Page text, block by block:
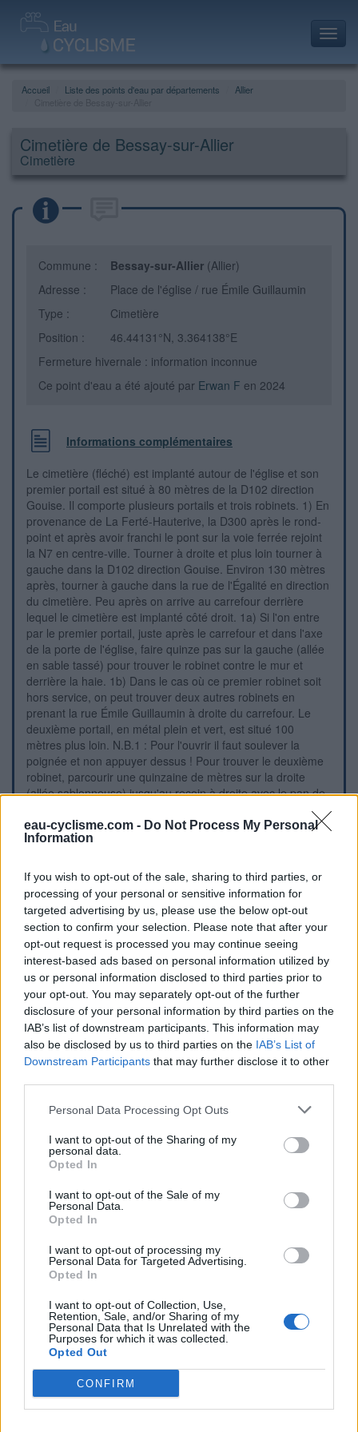
eau-cyclisme.com - Do Not Process My Personal
Information
If you wish to opt-out of the sale, sharing to third parties, or
processing of your personal or sensitive information for
targeted advertising by us, please use the below opt-out
section to confirm your selection. Please note that after your
opt-out request is processed you may continue seeing
interest-based ads based on personal information utilized by
us or personal information disclosed to third parties prior to
your opt-out. You may separately opt-out of the further
disclosure of your personal information by third parties on the
IAB’s list of downstream participants. This information may
also be disclosed by us to third parties on the IAB’s List of
Downstream Participants that may further disclose it to other
Personal Data Processing Opt Outs
I want to opt-out of the Sharing of my
personal data.
Opted In
I want to opt-out of the Sale of my
Personal Data.
Opted In
I want to opt-out of processing my
Personal Data for Targeted Advertising.
Opted In
I want to opt-out of Collection, Use,
Retention, Sale, and/or Sharing of my
Personal Data that Is Unrelated with the
Purposes for which it was collected.
Opted Out
CONFIRM
Accueil Liste des points d'eau par départements
Allier
Cimetière de Bessay-sur-Allier
Cimetière
Commune : Bessay-sur-Allier (Allier)
Adresse :
Place de l'église / rue Émile Guillaumin
Type :
Cimetière
Position :
46.44131°N, 3.364138°E
Fermeture hivernale : information inconnue
Ce point d'eau a été ajouté par Erwan F en 2024
Informations complémentaires
Le cimetière (fléché) est implanté autour de l'église et son
premier portail est situé à 80 mètres de la D102 direction
Gouise. Il comporte plusieurs portails et trois robinets. 1) En
provenance de La Ferté-Hauterive, la D300 après le rond-
point et après avoir franchi le pont sur la voie ferrée rejoint
la N7 en centre-ville. Tourner à droite et plus loin tourner à
gauche dans la D102 direction Gouise. Environ 130 mètres
après, tourner à gauche dans la rue de l'Égalité en direction
du cimetière. Peu après on arrive au carrefour derrière
lequel le cimetière est implanté côté droit. 1a) Si l'on entre
par le premier portail, juste après le carrefour et dans l'axe
de la porte de l'église, faire quinze pas sur la gauche (allée
en sable tassé) pour trouver le robinet contre le mur et
derrière la haie. 1b) Dans le cas où ce premier robinet soit
hors service, on peut trouver deux autres robinets en
prenant la rue Émile Guillaumin à droite du carrefour. Le
deuxième portail, en métal plein et vert, est situé 100
mètres plus loin. N.B.1 : Pour l'ouvrir il faut soulever la
poignée et non appuyer dessus ! Pour trouver le deuxième
robinet, parcourir une quinzaine de mètres sur la droite
(allée sablonneuse) jusqu'au recoin à droite avec le pan de
mur de séparation des deux parties du cimetière. N.B.2 : Le
deuxième portail vert à droite de l'autre, est verrouillé. 1c)
Encore plus loin, on peut entrer dans la partie la plus
barreaux noirs, pour trouver le troisième robinet
immédiatement à gauche.
Repères visuels